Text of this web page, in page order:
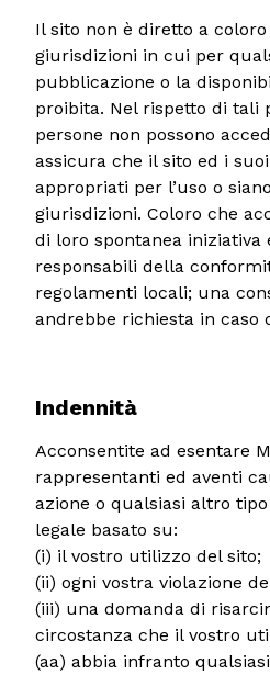
Il sito non è diretto a
giurisdizioni in cui per
pubblicazione o la
proibita. Nel rispetto di tali
persone non possono
assicura che il sito ed i
appropriati per l’uso o
giurisdizioni. Coloro che
di loro spontanea iniziativa
responsabili della
regolamenti locali; una
andrebbe richiesta in caso
Indennità
Acconsentite ad esentare
rappresentanti ed aventi
azione o qualsiasi altro
legale basato su:
(i) il vostro utilizzo del sito;
(ii) ogni vostra violazione
(iii) una domanda di
circostanza che il vostro
(aa) abbia infranto